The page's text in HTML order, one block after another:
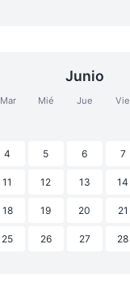
Junio
Mar Mié Jue Vie
4 5 6 7
11 12 13 14
18 19 20 21
25 26 27 28